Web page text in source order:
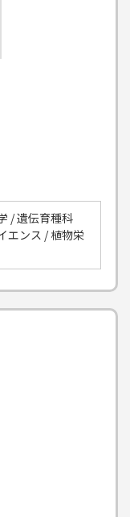
/ 遺伝育種科
エンス / 植物栄